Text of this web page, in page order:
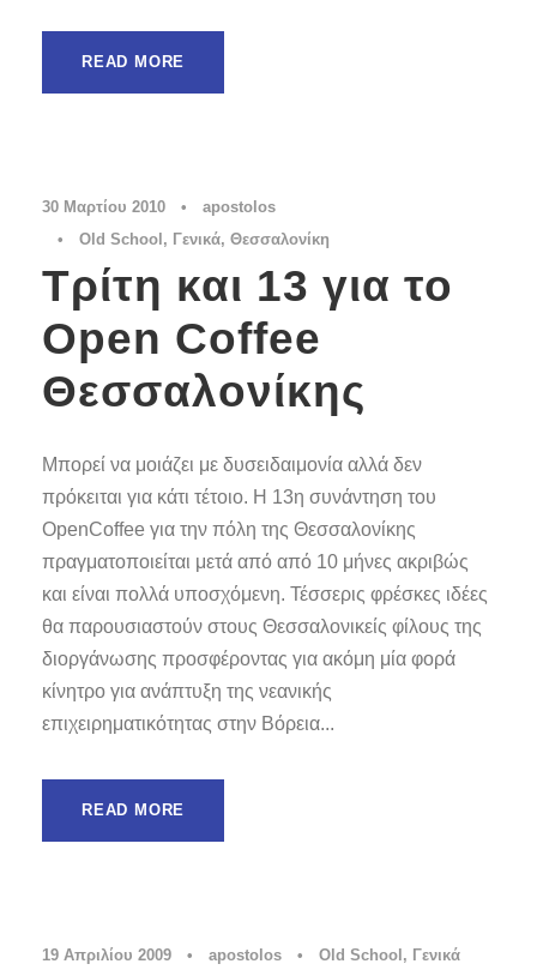
READ MORE
30 Μαρτίου 2010 •
apostolos
•
Old School , Γενικά, Θεσσαλονίκη
Τρίτη και 13 για το
Open Coffee
Θεσσαλονίκης
Μπορεί να μοιάζει με δυσειδαιμονία αλλά δεν
πρόκειται για κάτι τέτοιο. Η 13η συνάντηση του
OpenCoffee για την πόλη της Θεσσαλονίκης
πραγματοποιείται μετά από από 10 μήνες ακριβώς
και είναι πολλά υποσχόμενη. Τέσσερις φρέσκες ιδέες
θα παρουσιαστούν στους Θεσσαλονικείς φίλους της
διοργάνωσης προσφέροντας για ακόμη μία φορά
κίνητρο για ανάπτυξη της νεανικής
επιχειρηματικότητας στην Βόρεια...
READ MORE
19 Απριλίου 2009 • apostolos • Old School , Γενικά